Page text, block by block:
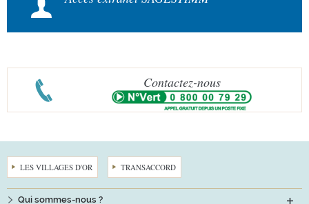
Contactez-nous
LES VILLAGES D'OR TRANSACCORD
Qui sommes-nous ?